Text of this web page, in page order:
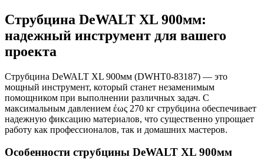
Струбцина DeWALT XL 900мм:
надежный инструмент для вашего
проекта
Струбцина DeWALT XL 900мм (DWHT0-83187) — это
мощный инструмент, который станет незаменимым
помощником при выполнении различных задач. С
максимальным давлением έως 270 кг струбцина обеспечивает
надежную фиксацию материалов, что существенно упрощает
работу как профессионалов, так и домашних мастеров.
Особенности струбцины DeWALT XL 900мм